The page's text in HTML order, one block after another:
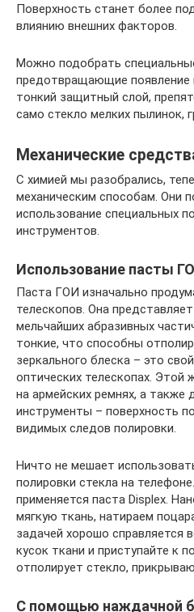
Поверхность станет более
влиянию внешних факторов.
Можно подобрать
предотвращающие появление
тонкий защитный слой,
само стекло мелких пылинок,
Механические
С химией мы разобрались,
механическим способам. Они
использование специальных
инструментов.
Использование пасты
Паста ГОИ изначально
телескопов. Она
мельчайших абразивных
тонкие, что способны
зеркального блеска – это
оптических телескопах. Этой
на армейских ремнях, а также
инструменты – поверхность
видимых следов полировки.
Ничто не мешает
полировки стекла на
применяется паста Displex.
мягкую ткань, натираем
задачей хорошо справляется
кусок ткани и приступайте к
отполирует стекло,
С помощью наждачной